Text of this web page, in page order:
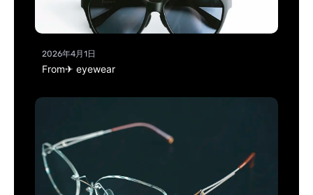
2026年4月1日
From✈ eyewear